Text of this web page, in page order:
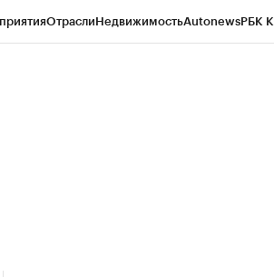
ОтраслиНедвижимостьAutonewsРБК